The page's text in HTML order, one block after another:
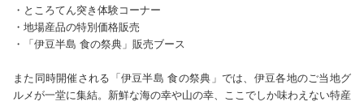
・ところてん突き体験コーナー
・地場産品の特別価格販売
・「伊豆半島 食の祭典」販売ブース
また同時開催される「伊豆半島 食の祭典」では、伊豆各地のご当地グ
ルメが一堂に集結。新鮮な海の幸や山の幸、ここでしか味わえない特産